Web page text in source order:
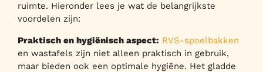
ruimte. Hieronder lees je wat de belangrijkste
voordelen zijn:
Praktisch en hygiënisch aspect: RVS-spoelbakken
en wastafels zijn niet alleen praktisch in gebruik,
maar bieden ook een optimale hygiëne. Het gladde